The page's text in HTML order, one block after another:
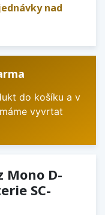
nad
do košíku a v
vyvrtat
Mono D-
SC-